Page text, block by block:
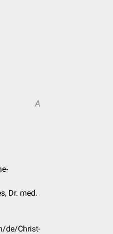
A
Dr. med.
de/Christ-